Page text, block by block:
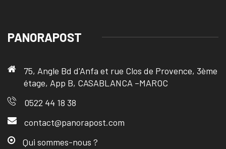
PANORAPOST
75, Angle Bd d'Anfa et rue Clos de Provence, 3ème
étage, App B, CASABLANCA –MAROC
0522 44 18 38
contact@panorapost.com
Qui sommes-nous ?